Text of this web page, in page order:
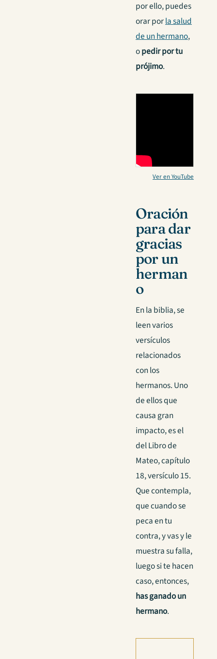
por ello, puedes
orar porla salud
de un hermano,
opedir por tu
prójimo.
Ver en YouTube
Oración
para dar
gracias
por un
herman
o
En la biblia, se
leen varios
versículos
relacionados
con los
hermanos. Uno
de ellos que
causa gran
impacto, es el
del Libro de
Mateo, capítulo
18, versículo 15.
Que contempla,
que cuando se
peca en tu
contra, y vas y le
muestra su falla,
luego si te hacen
caso, entonces,
has ganado un
hermano.